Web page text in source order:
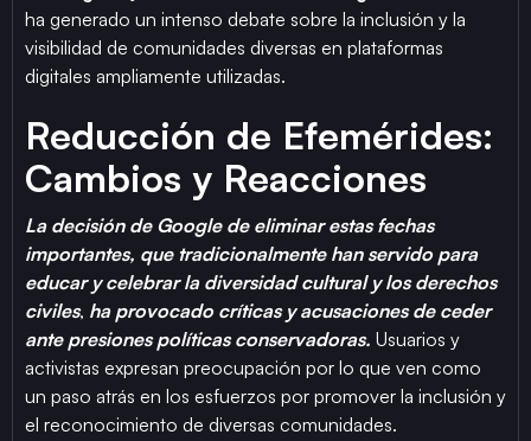
ha generado un intenso debate sobre la inclusión y la
visibilidad de comunidades diversas en plataformas
digitales ampliamente utilizadas.
Reducción de Efemérides:
Cambios y Reacciones
La decisión de Google de eliminar estas fechas
importantes, que tradicionalmente han servido para
educar y celebrar la diversidad cultural y los derechos
civiles, ha provocado críticas y acusaciones de ceder
ante presiones políticas conservadoras. Usuarios y
activistas expresan preocupación por lo que ven como
un paso atrás en los esfuerzos por promover la inclusión y
el reconocimiento de diversas comunidades.